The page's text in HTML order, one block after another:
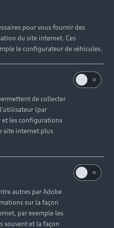
pour vous fournir des
du site internet. Ces
le configurateur de véhicules.
de collecter
l'utilisateur (par
les configurations
site internet plus
autres par Adobe
sur la façon
par exemple les
souvent et la façon